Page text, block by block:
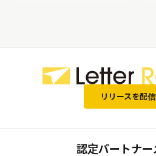
リリースを配
認定パートナー